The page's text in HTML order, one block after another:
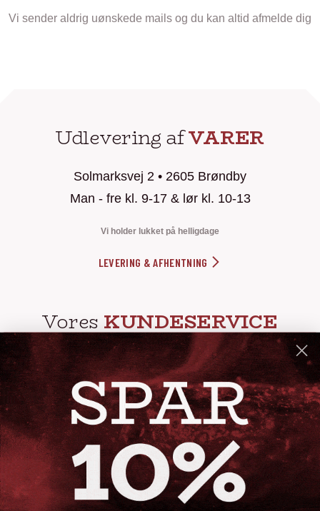
Vi sender aldrig uønskede mails og du kan altid afmelde dig
Udlevering afVARER
Solmarksvej 2 • 2605 Brøndby
Man - fre kl. 9-17 & lør kl. 10-13
Vi holder lukket på helligdage
LEVERING & AFHENTNING
Vores KUNDESERVICE
info@steak-out.dk
+45 53644030
Telefontid: man - fre kl. 10-15